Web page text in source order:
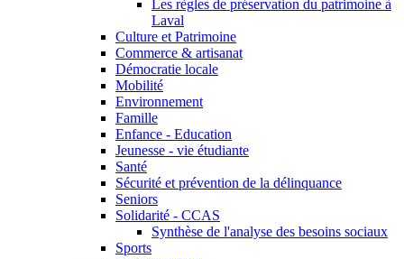
Les règles de préservation du patrimoine à
Laval
Culture et Patrimoine
Commerce & artisanat
Démocratie locale
Mobilité
Environnement
Famille
Enfance - Education
Jeunesse - vie étudiante
Santé
Sécurité et prévention de la délinquance
Seniors
Solidarité - CCAS
Synthèse de l'analyse des besoins sociaux
Sports